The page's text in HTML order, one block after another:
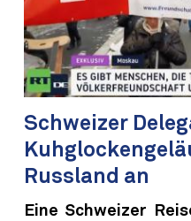
Schweizer
Russland an
Eine Schweizer